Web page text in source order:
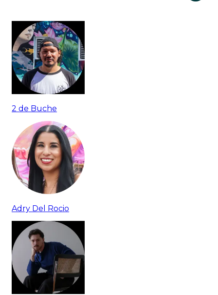
2 de Buche
Adry Del Rocio